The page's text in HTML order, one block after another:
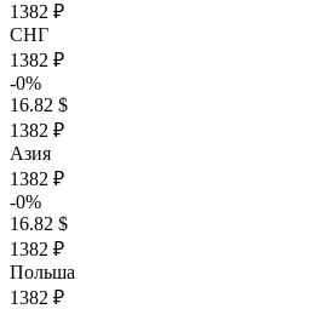
1382 ₽
СНГ
1382 ₽
-0%
16.82 $
1382 ₽
Азия
1382 ₽
-0%
16.82 $
1382 ₽
Польша
1382 ₽